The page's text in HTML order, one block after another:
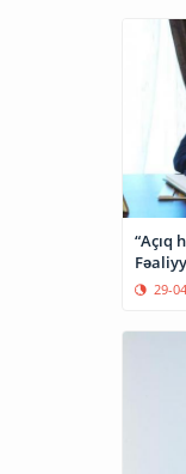
“Açıq
29-